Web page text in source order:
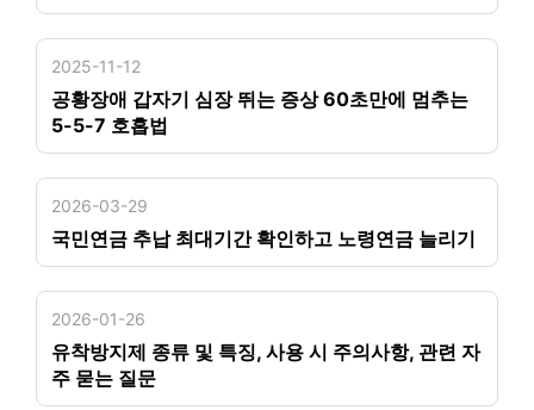
2025-11-12
공황장애 갑자기 심장 뛰는 증상 60초만에 멈추는
5-5-7 호흡법
2026-03-29
국민연금 추납 최대기간 확인하고 노령연금 늘리기
2026-01-26
유착방지제 종류 및 특징, 사용 시 주의사항, 관련 자
주 묻는 질문